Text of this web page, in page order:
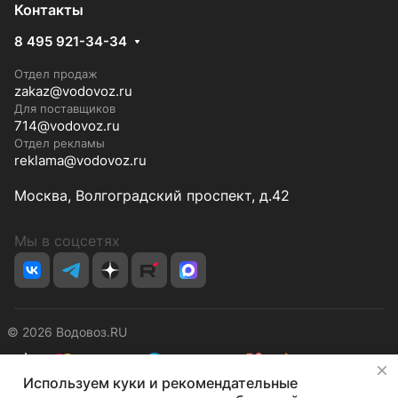
Контакты
8 495 921-34-34
Отдел продаж
zakaz@vodovoz.ru
Для поставщиков
714@vodovoz.ru
Отдел рекламы
reklama@vodovoz.ru
Москва, Волгоградский проспект, д.42
Мы в соцсетях
© 2026 Водовоз.RU
КонфиденциальностьОферта
Используем куки и рекомендательные